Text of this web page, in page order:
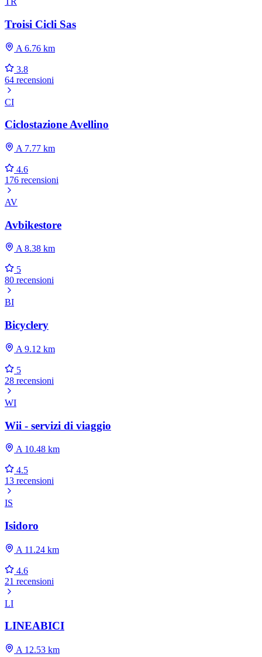
Troisi Cicli Sas
A 6.76 km
3.8
64 recensioni
CI
Ciclostazione Avellino
A 7.77 km
4.6
176 recensioni
AV
Avbikestore
A 8.38 km
5
80 recensioni
BI
Bicyclery
A 9.12 km
5
28 recensioni
WI
Wii - servizi di viaggio
A 10.48 km
4.5
13 recensioni
IS
Isidoro
A 11.24 km
4.6
21 recensioni
LI
LINEABICI
A 12.53 km